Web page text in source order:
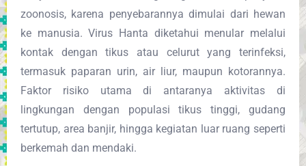
zoonosis, karena penyebarannya dimulai dari hewan
ke manusia. Virus Hanta diketahui menular melalui
kontak dengan tikus atau celurut yang terinfeksi,
termasuk paparan urin, air liur, maupun kotorannya.
Faktor risiko utama di antaranya aktivitas di
lingkungan dengan populasi tikus tinggi, gudang
tertutup, area banjir, hingga kegiatan luar ruang seperti
berkemah dan mendaki.